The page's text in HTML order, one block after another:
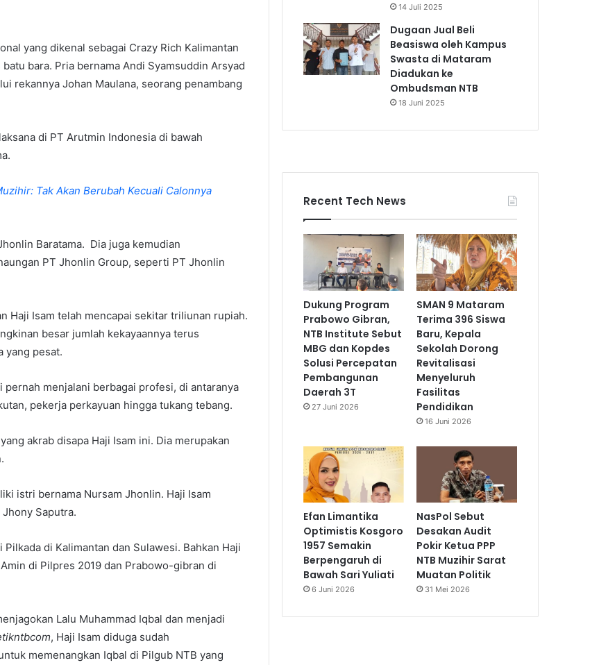
yang dikenal sebagai Crazy Rich Kalimantan
bara. Pria bernama Andi Syamsuddin Arsyad
rekannya Johan Maulana, seorang penambang
di PT Arutmin Indonesia di bawah
Tak Akan Berubah Kecuali Calonnya
Baratama. Dia juga kemudian
PT Jhonlin Group, seperti PT Jhonlin
Haji Isam telah mencapai sekitar triliunan rupiah.
besar jumlah kekayaannya terus
yang pesat.
menjalani berbagai profesi, di antaranya
pekerja perkayuan hingga tukang tebang.
akrab disapa Haji Isam ini. Dia merupakan
istri bernama Nursam Jhonlin. Haji Isam
Saputra.
di Kalimantan dan Sulawesi. Bahkan Haji
di Pilpres 2019 dan Prabowo-gibran di
Lalu Muhammad Iqbal dan menjadi
, Haji Isam diduga sudah
memenangkan Iqbal di Pilgub NTB yang
14 Juli 2025
Dugaan Jual Beli
Beasiswa oleh Kampus
Swasta di Mataram
Diadukan ke
Ombudsman NTB
18 Juni 2025
Recent Tech News
Dukung Program
Prabowo Gibran,
NTB Institute Sebut
MBG dan Kopdes
Solusi Percepatan
Pembangunan
Daerah 3T
27 Juni 2026
SMAN 9 Mataram
Terima 396 Siswa
Baru, Kepala
Sekolah Dorong
Revitalisasi
Menyeluruh
Fasilitas
Pendidikan
16 Juni 2026
Efan Limantika
Optimistis Kosgoro
1957 Semakin
Berpengaruh di
Bawah Sari Yuliati
6 Juni 2026
NasPol Sebut
Desakan Audit
Pokir Ketua PPP
NTB Muzihir Sarat
Muatan Politik
31 Mei 2026